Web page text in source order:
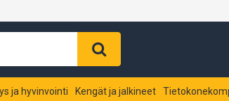
ja hyvinvointi Kengät ja jalkineet